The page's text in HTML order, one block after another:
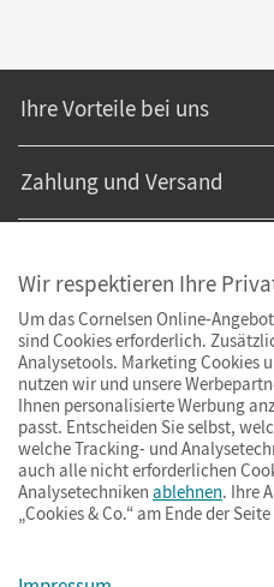
Ihre Vorteile bei uns
Zahlung und Versand
ImpressumAGBDatenschutz
Wir respektieren Ihre
Um das Cornelsen Online-
sind Cookies erforderlich.
Analysetools. Marketing Cookies
nutzen wir und unsere
Ihnen personalisierte Werbung
passt. Entscheiden Sie selbst,
welche Tracking- und
auch alle nicht erforderlichen
Analysetechniken ablehnen. Ihre
„Cookies & Co.“ am Ende der